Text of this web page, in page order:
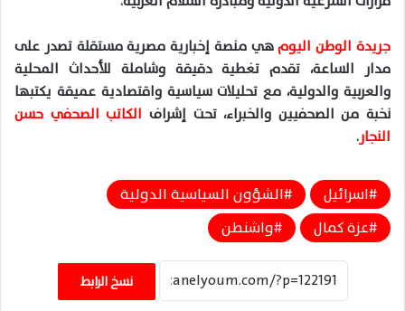
جريدة الوطن اليومهي منصة إخبارية مصرية مستقلة تصدر على
مدار الساعة، تقدمتغطية دقيقة وشاملة للأحداث المحلية
والعربية والدولية، مع تحليلات سياسية واقتصادية عميقة يكتبها
نخبة من الصحفيين والخبراء، تحت إشراف الكاتب الصحفي حسن
النجار.
اسرائيل
الشؤون السياسية الدولية
عزة كمال
واشنطن
نسخ الرابط